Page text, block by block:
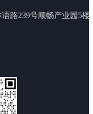
路239号顺畅产业园5楼